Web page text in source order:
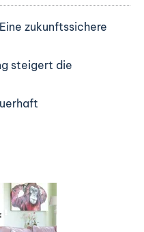
zukunftssichere
steigert die